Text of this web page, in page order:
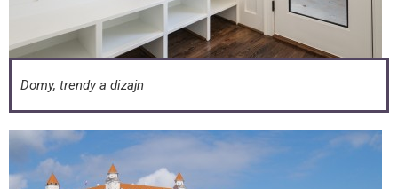
Domy, trendy a dizajn